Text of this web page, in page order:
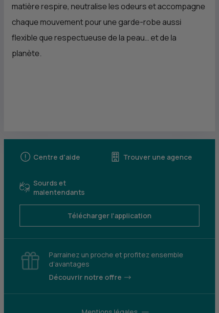
matière respire, neutralise les odeurs et accompagne
chaque mouvement pour une garde-robe aussi
flexible que respectueuse de la peau… et de la
planète.
Centre d'aide Trouver une agence
Sourds et
malentendants
Télécharger l'application
Parrainez un proche et profitez ensemble
d’avantages
Découvrir notre offre